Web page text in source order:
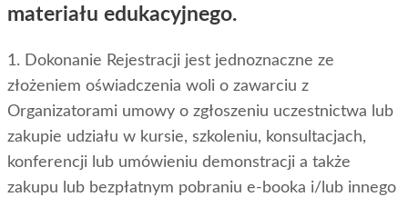
materiału edukacyjnego.
1. Dokonanie Rejestracji jest jednoznaczne ze
złożeniem oświadczenia woli o zawarciu z
Organizatorami umowy o zgłoszeniu uczestnictwa lub
zakupie udziału w kursie, szkoleniu, konsultacjach,
konferencji lub umówieniu demonstracji a także
zakupu lub bezpłatnym pobraniu e-booka i/lub innego